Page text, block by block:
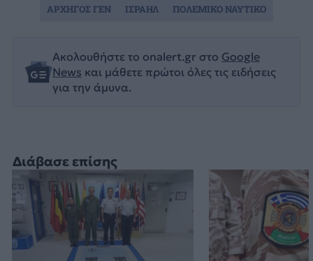
Διάβασε επίσης
Ακολουθήστε το onalert.gr στο Google
News και μάθετε πρώτοι όλες τις ειδήσεις
για την άμυνα.
ΑΡΧΗΓΟΣ ΓΕΝ ΙΣΡΑΗΛ ΠΟΛΕΜΙΚΟ ΝΑΥΤΙΚΟ